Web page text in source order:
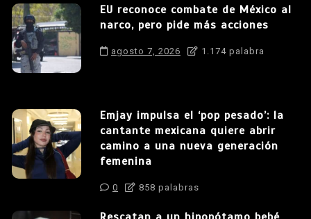
EU reconoce combate de México al
narco, pero pide más acciones
agosto 7, 2026 1.174 palabra
Emjay impulsa el ‘pop pesado’: la
cantante mexicana quiere abrir
camino a una nueva generación
femenina
0 858 palabras